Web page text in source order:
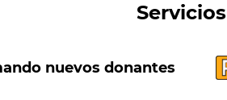
Servicios
nuevos donantes